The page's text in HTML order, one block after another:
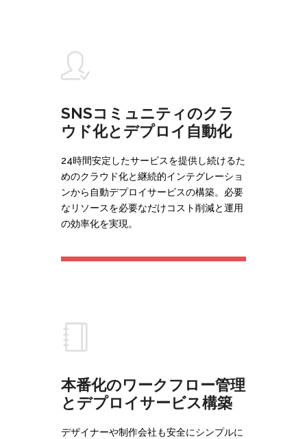
SNSコミュニティのクラ
ウド化とデプロイ自動化
24時間安定したサービスを提供し続けるた
めのクラウド化と継続的インテグレーショ
ンから自動デプロイサービスの構築。必要
なリソースを必要なだけコスト削減と運用
の効率化を実現。
本番化のワークフロー管理
とデプロイサービス構築
デザイナーや制作会社も安全にシンプルに